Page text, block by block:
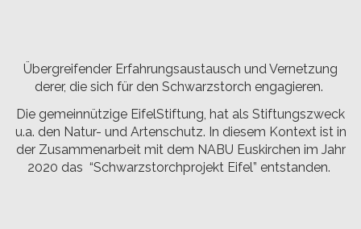
Übergreifender Erfahrungsaustausch und Vernetzung
derer, die sich für den Schwarzstorch engagieren.
Die gemeinnützige EifelStiftung, hat als Stiftungszweck
u.a. den Natur- und Artenschutz. In diesem Kontext ist in
der Zusammenarbeit mit dem NABU Euskirchen im Jahr
2020 das “Schwarzstorchprojekt Eifel” entstanden.